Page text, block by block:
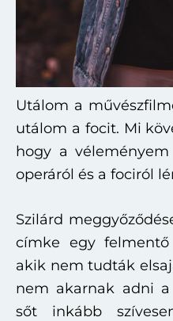
Utálom a
utálom a focit. Mi
hogy a
operáról és a fociról
Szilárd
címke egy felmentő
akik nem tudták
nem akarnak adni
sőt inkább